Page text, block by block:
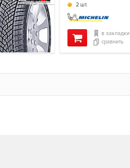
2 шт.
в закладки
сравнить